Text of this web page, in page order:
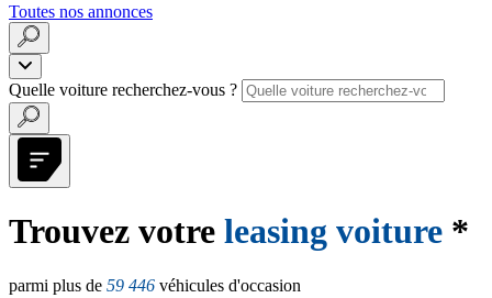
Toutes nos annonces
Quelle voiture recherchez-vous ?
Trouvez votre leasing voiture *
parmi plus de 59 446 véhicules d'occasion